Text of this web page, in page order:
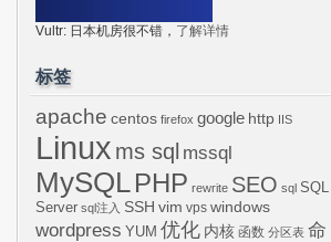
Vultr: 日本机房很不错， 了解详情
标签
apache centos firefox google http IIS
Linux ms sql mssql
MySQLPHP rewrite SEO sql SQL
Server sql注入 SSH vim vps windows
wordpress YUM 优化 内核 函数 分区表 命